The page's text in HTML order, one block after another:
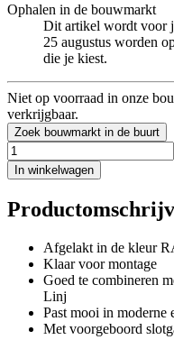
Ophalen in de bouwmarkt
Dit artikel wordt voor
25 augustus worden
die je kiest.
Niet op voorraad in onze
verkrijgbaar.
Zoek bouwmarkt in de buurt
In winkelwagen
Afgelakt in de kleur
Klaar voor montage
Goed te combineren
Linj
Past mooi in moderne
Met voorgeboord